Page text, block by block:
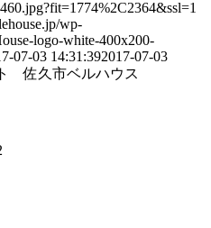
wp-
logo-white-400x200-
07-03 14:31:392017-07-03
佐久市ベルハウス